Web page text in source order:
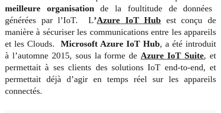
meilleure organisation de la foultitude de données
générées par l’IoT.L’Azure IoT Hub est conçu de
manière à sécuriser les communications entre les appareils
et les Clouds.
Microsoft Azure IoT Hub, a été introduit
à l’automne 2015, sous la forme de Azure IoT Suite, et
permettait à ses clients des solutions IoT end-to-end, et
permettait déjà d’agir en temps réel sur les appareils
connectés.